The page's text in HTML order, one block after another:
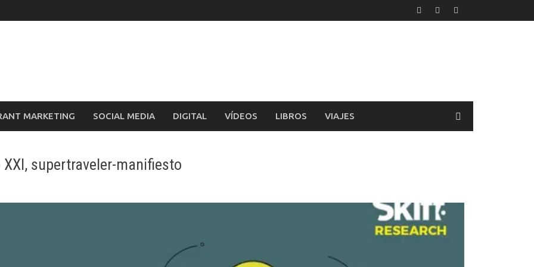
MARKETING SOCIAL MEDIA DIGITAL VÍDEOS LIBROS VIAJES
supertraveler-manifiesto